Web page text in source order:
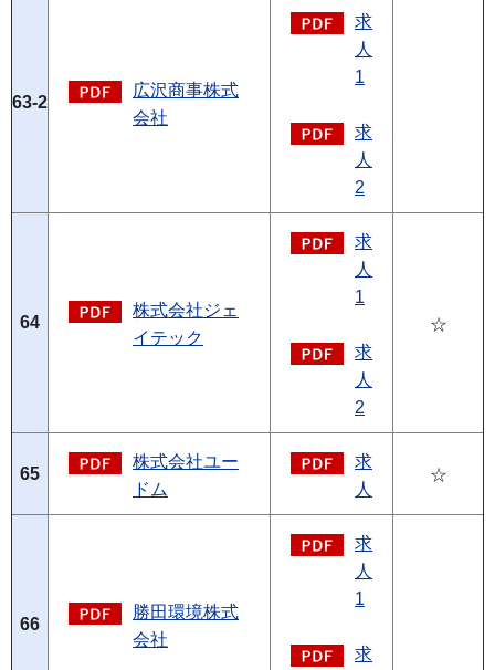
63-2
広沢商事株式
会社
求
人
1
求
人
2
64
株式会社ジェ
イテック
求
人
1
求
人
2
☆
65
株式会社ユー
ドム
求
人
☆
66
勝田環境株式
会社
求
人
1
求